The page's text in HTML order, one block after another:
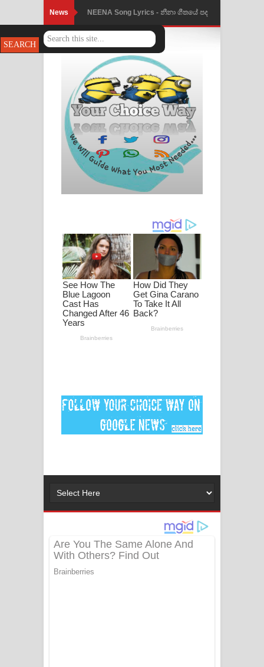
News NEENA Song Lyrics - නීනා ගීතයේ පද
පෙළ
Ahimi Wimai Himi Song Lyrics - අහිමි
විමයි හිමි ගීතයේ පද පෙළ
Mathaka Parana Song Lyrics - මතක
පාරනා ගීතයේ පද පෙළ
Nimnadhen Song Lyrics - නිම්නාදෙන්
ගීතයේ පද පෙළ
ඔබමයි මගේ ආදරේ ගීතයේ පද පෙළ
Pansal Gihin Song Lyrics - පන්සල් ගිහිං
ගීතයේ පද පෙළ
Ankeliya Song Lyrics - අංකෙළිය ගීතයේ
පද පෙළ
MANAMALA KATHA Song Lyrics -
මනමාල කතා ගීතයේ පද පෙළ
Gemak Deela Song Lyrics - ගේමක් දීලා